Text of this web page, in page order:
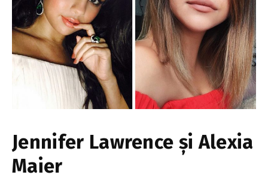
Jennifer Lawrence și Alexia
Maier